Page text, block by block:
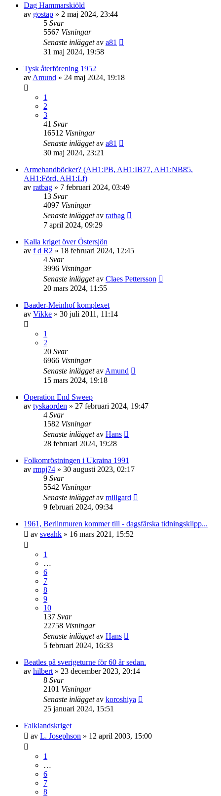
Dag Hammarskiöld
av gostap » 2 maj 2024, 23:44
5 Svar
5567 Visningar
Senaste inläggetav a81
31 maj 2024, 19:58
Tysk återförening 1952
av Amund » 24 maj 2024, 19:18
1
2
3
41 Svar
16512 Visningar
Senaste inläggetav a81
30 maj 2024, 23:21
Armehandböcker? (AH1:PB, AH1:IB77, AH1:NB85,
AH1:Förd, AH1:Lf)
av ratbag » 7 februari 2024, 03:49
13 Svar
4097 Visningar
Senaste inläggetav ratbag
7 april 2024, 09:29
Kalla kriget över Östersjön
av f d R2 » 18 februari 2024, 12:45
4 Svar
3996 Visningar
Senaste inläggetav Claes Pettersson
20 mars 2024, 11:55
Baader-Meinhof komplexet
av Vikke » 30 juli 2011, 11:14
1
2
20 Svar
6966 Visningar
Senaste inläggetav Amund
15 mars 2024, 19:18
Operation End Sweep
av tyskaorden » 27 februari 2024, 19:47
4 Svar
1582 Visningar
Senaste inläggetav Hans
28 februari 2024, 19:28
Folkomröstningen i Ukraina 1991
av rmpj74 » 30 augusti 2023, 02:17
9 Svar
5542 Visningar
Senaste inläggetav millgard
9 februari 2024, 09:34
1961, Berlinmuren kommer till - dagsfärska tidningsklipp...
av sveahk » 16 mars 2021, 15:52
1
…
6
7
8
9
10
137 Svar
22758 Visningar
Senaste inläggetav Hans
5 februari 2024, 16:33
Beatles på sverigeturne för 60 år sedan.
av hilbert » 23 december 2023, 20:14
8 Svar
2101 Visningar
Senaste inläggetav koroshiya
25 januari 2024, 15:51
Falklandskriget
av L. Josephson » 12 april 2003, 15:00
1
…
6
7
8